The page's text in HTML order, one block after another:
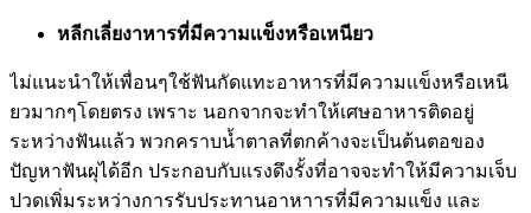
หลีกเลี่ยงาหารที่มีความเเข็งหรือเหนียว
ไม่แนะนำให้เพื่อนๆใช้ฟันกัดแทะอาหารที่มีความเเข็งหรือเหนี
ยวมากๆโดยตรง เพราะ นอกจากจะทำให้เศษอาหารติดอยู่
ระหว่างฟันแล้ว พวกคราบน้ำตาลที่ตกค้างจะเป็นต้นตอของ
ปัญหาฟันผุได้อีก ประกอบกับแรงดึงรั้งที่อาจจะทำให้มีความเจ็บ
ปวดเพิ่มระหว่างการรับประทานอาหาารที่มีความแข็ง และ